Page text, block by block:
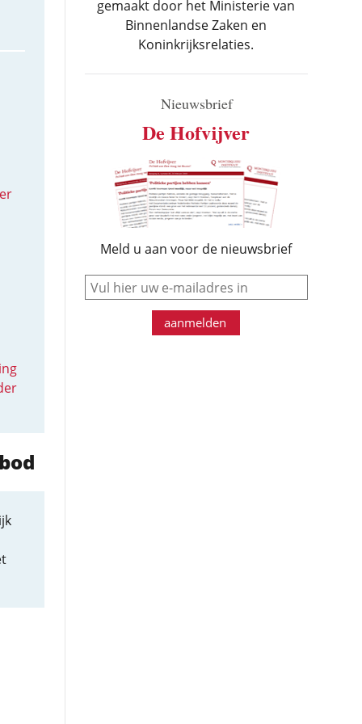
gemaakt door het Ministerie van
Binnenlandse Zaken en
Koninkrijksrelaties.
Nieuwsbrief
De Hofvijver
Meld u aan voor de nieuwsbrief
e-mail
aanmelden